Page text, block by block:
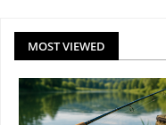
MOST VIEWED